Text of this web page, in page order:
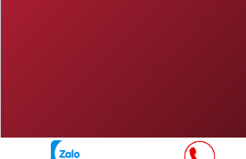
Copyright 2026 © BĂNG KEO